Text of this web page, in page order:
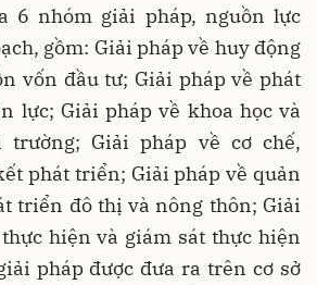
6 nhóm giải pháp, nguồn lực
gồm: Giải pháp về huy động
vốn đầu tư; Giải pháp về phát
lực; Giải pháp về khoa học và
trường; Giải pháp về cơ chế,
phát triển; Giải pháp về quản
triển đô thị và nông thôn; Giải
hiện và giám sát thực hiện
pháp được đưa ra trên cơ sở